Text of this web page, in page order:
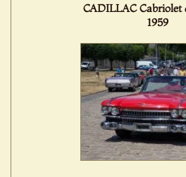
CADILLAC Cabriolet
1959